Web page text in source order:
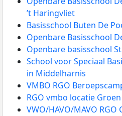
’t Haringvliet
Basisschool Buten De
Openbare Basisschool
Openbare basisschool
School voor Speciaal
in Middelharnis
VMBO RGO
RGO vmbo locatie
VWO/HAVO/MAVO